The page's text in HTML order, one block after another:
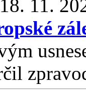
11.